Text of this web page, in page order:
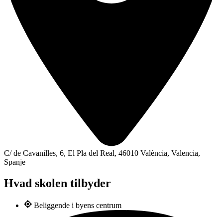
C/ de Cavanilles, 6, El Pla del Real, 46010 València, Valencia,
Spanje
Hvad skolen tilbyder
Beliggende i byens centrum